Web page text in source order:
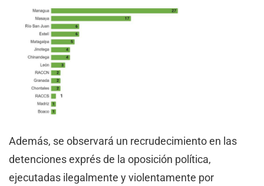
Además, se observará un recrudecimiento en las
detenciones exprés de la oposición política,
ejecutadas ilegalmente y violentamente por